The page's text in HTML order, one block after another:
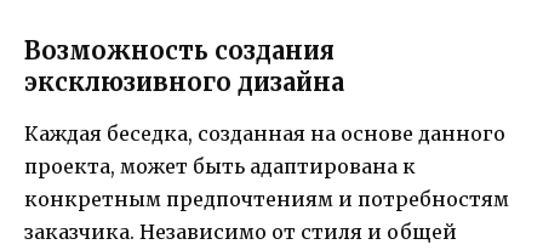
Возможность создания
эксклюзивного дизайна
Каждая беседка, созданная на основе данного
проекта, может быть адаптирована к
конкретным предпочтениям и потребностям
заказчика. Независимо от стиля и общей